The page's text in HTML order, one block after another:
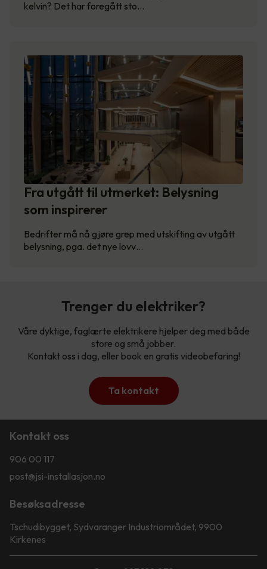
kelvin? Det har foregått sto…
Fra utgått til utmerket: Belysning
som inspirerer
Bedrifter må nå gjøre grep med utskifting av utgått
belysning, pga. det nye lovv…
Trenger du elektriker?
Våre dyktige, faglærte elektrikere hjelper deg med både
store og små jobber.
Kontakt oss i dag, eller book en gratis videobefaring!
Ta kontakt
Kontakt oss
906 00 117
post@jsi-installasjon.no
Besøksadresse
Tschudibygget, Sydvaranger Industriområdet, 9900
Kirkenes